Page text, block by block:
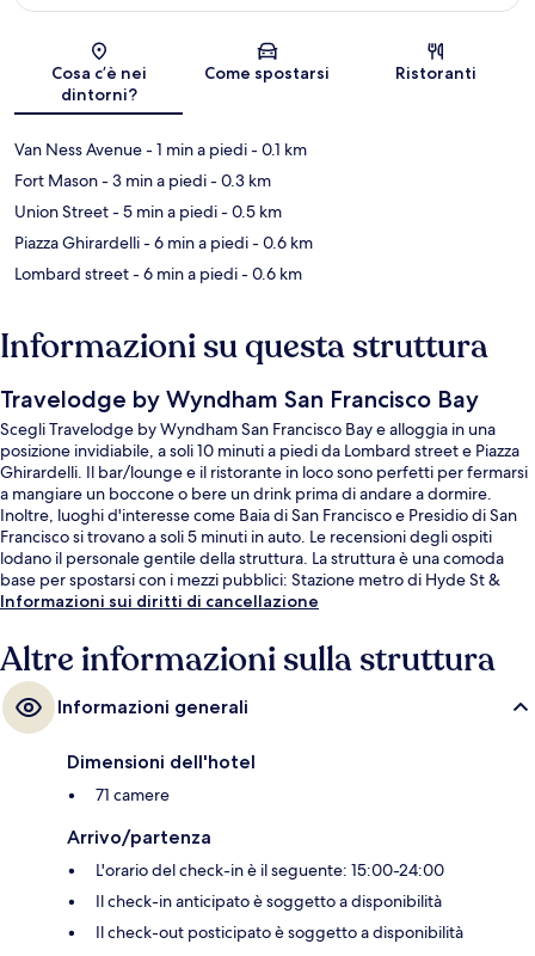
Mappa
Cosa c’è nei
dintorni?
Come spostarsi Ristoranti
Van Ness Avenue- 1 min a piedi- 0.1 km
Fort Mason- 3 min a piedi- 0.3 km
Union Street- 5 min a piedi- 0.5 km
Piazza Ghirardelli- 6 min a piedi- 0.6 km
Lombard street- 6 min a piedi- 0.6 km
Informazioni su questa struttura
Travelodge by Wyndham San Francisco Bay
Scegli Travelodge by Wyndham San Francisco Bay e alloggia in una
posizione invidiabile, a soli 10 minuti a piedi da Lombard street e Piazza
Ghirardelli. Il bar/lounge e il ristorante in loco sono perfetti per fermarsi
a mangiare un boccone o bere un drink prima di andare a dormire.
Inoltre, luoghi d'interesse come Baia di San Francisco e Presidio di San
Francisco si trovano a soli 5 minuti in auto. Le recensioni degli ospiti
lodano il personale gentile della struttura. La struttura è una comoda
base per spostarsi con i mezzi pubblici: Stazione metro di Hyde St &
Lombard St si trova a 7 min a piedi e Stazione metro di Hyde St &
Informazioni sui diritti di cancellazione
Altre informazioni sulla struttura
Informazioni generali
Dimensioni dell'hotel
71 camere
Arrivo/partenza
L'orario del check-in è il seguente: 15:00-24:00
Il check-in anticipato è soggetto a disponibilità
Il check-out posticipato è soggetto a disponibilità